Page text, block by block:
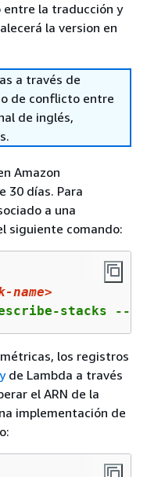
la traducción y
la version en
a través de
de conflicto entre
de inglés,
Amazon
30 días. Para
a una
siguiente comando:
name>
stacks --
los registros
de Lambda a través
el ARN de la
implementación de